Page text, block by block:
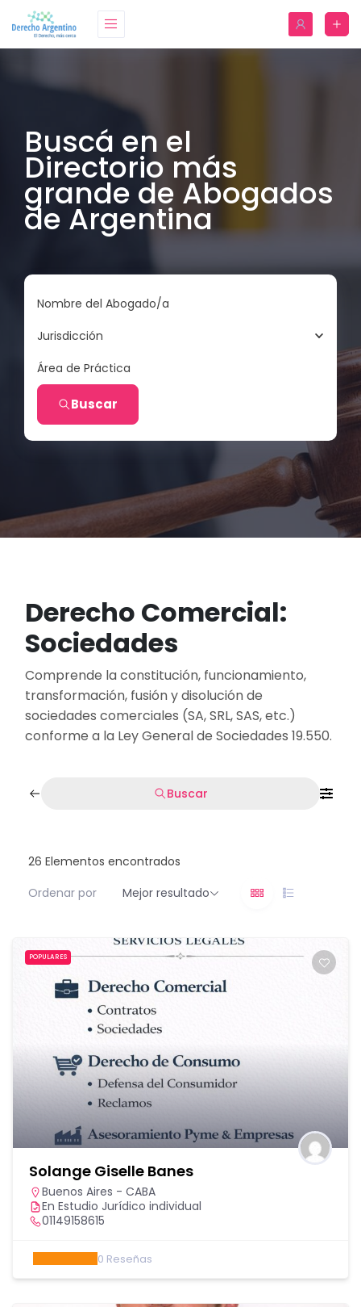
Buscá en el
Directorio más
grande de Abogados
de Argentina
Nombre del Abogado/a
Jurisdicción
Área de Práctica
Buscar
Derecho Comercial:
Sociedades
Comprende la constitución, funcionamiento,
transformación, fusión y disolución de
sociedades comerciales (SA, SRL, SAS, etc.)
conforme a la Ley General de Sociedades 19.550.
Buscar
26 Elementos encontrados
Ordenar por
Mejor resultado
POPULARES
Solange Giselle Banes
Buenos Aires - CABA
En Estudio Jurídico individual
01149158615
0 Reseñas